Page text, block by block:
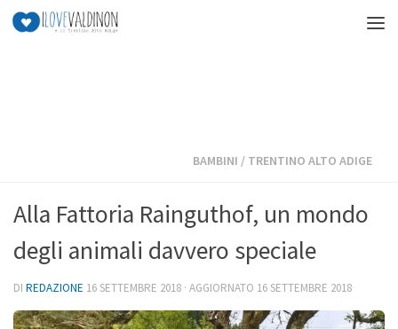
Salta al contenuto
BAMBINI / TRENTINO ALTO ADIGE
Alla Fattoria Rainguthof, un mondo
degli animali davvero speciale
DI REDAZIONE 16 SETTEMBRE 2018 · AGGIORNATO 16 SETTEMBRE 2018